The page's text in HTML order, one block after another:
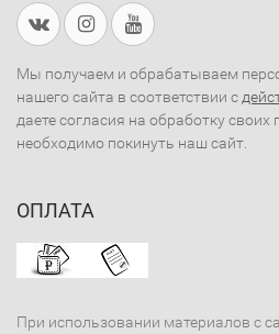
Мы получаем и обрабатываем
нашего сайта в соответствии с
даете согласия на обработку
необходимо покинуть наш сайт.
ОПЛАТА
При использовании материалов с